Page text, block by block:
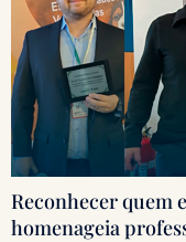
Reconhecer quem
homenageia